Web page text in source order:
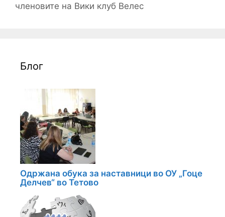
членовите на Вики клуб Велес
Блог
Одржана обука за наставници во ОУ „Гоце
Делчев“ во Тетово